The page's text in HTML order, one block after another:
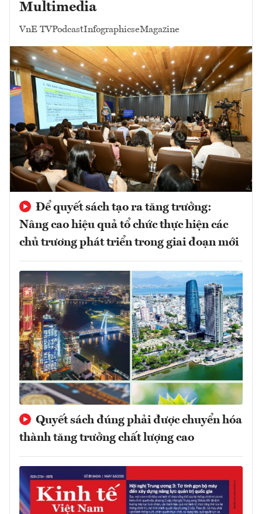
Multimedia
VnE TVPodcastInfographicseMagazine
Để quyết sách tạo ra tăng trưởng:
Nâng cao hiệu quả tổ chức thực hiện các
chủ trương phát triển trong giai đoạn mới
Quyết sách đúng phải được chuyển hóa
thành tăng trưởng chất lượng cao